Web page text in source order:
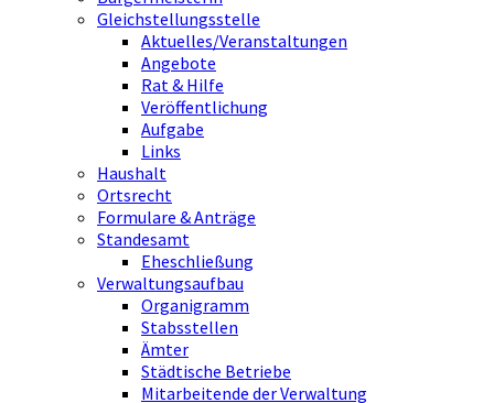
Gleichstellungsstelle
Aktuelles/Veranstaltungen
Angebote
Rat & Hilfe
Veröffentlichung
Aufgabe
Links
Haushalt
Ortsrecht
Formulare & Anträge
Standesamt
Eheschließung
Verwaltungsaufbau
Organigramm
Stabsstellen
Ämter
Städtische Betriebe
Mitarbeitende der Verwaltung